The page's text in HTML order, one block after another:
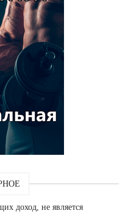
доход, не является